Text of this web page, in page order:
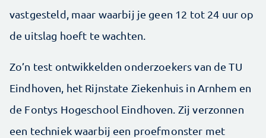
vastgesteld, maar waarbij je geen 12 tot 24 uur op
de uitslag hoeft te wachten.
Zo’n test ontwikkelden onderzoekers van de TU
Eindhoven, het Rijnstate Ziekenhuis in Arnhem en
de Fontys Hogeschool Eindhoven. Zij verzonnen
een techniek waarbij een proefmonster met